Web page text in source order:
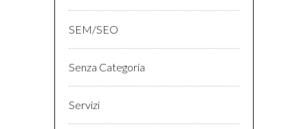
SEM/SEO
Senza Categoria
Servizi